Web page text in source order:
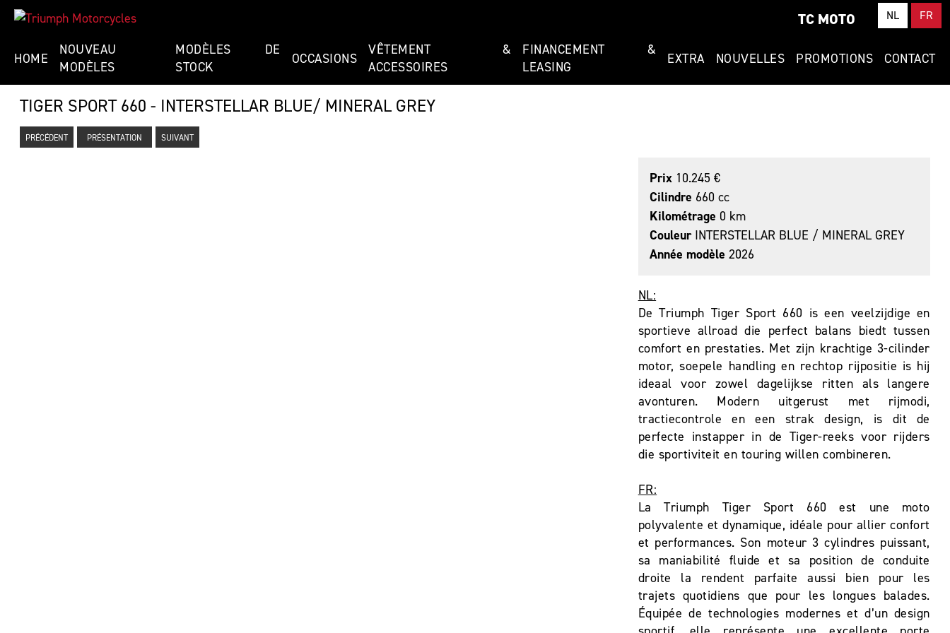
TC MOTO NL FR
HOME
NOUVEAU
MODÈLES
MODÈLES DE
STOCK
OCCASIONS
VÊTEMENT &
ACCESSOIRES
FINANCEMENT &
LEASING
EXTRA NOUVELLES PROMOTIONS CONTACT
TIGER SPORT 660 - INTERSTELLAR BLUE/ MINERAL GREY
PRÉCÉDENT PRÉSENTATION SUIVANT
Prix10.245 €
Cilindre 660 cc
Kilométrage 0 km
CouleurINTERSTELLAR BLUE / MINERAL GREY
Année modèle 2026
NL:
De Triumph Tiger Sport 660 is een veelzijdige en
sportieve allroad die perfect balans biedt tussen
comfort en prestaties. Met zijn krachtige 3-cilinder
motor, soepele handling en rechtop rijpositie is hij
ideaal voor zowel dagelijkse ritten als langere
avonturen. Modern uitgerust met rijmodi,
tractiecontrole en een strak design, is dit de
perfecte instapper in de Tiger-reeks voor rijders
die sportiviteit en touring willen combineren.
FR:
La Triumph Tiger Sport 660 est une moto
polyvalente et dynamique, idéale pour allier confort
et performances. Son moteur 3 cylindres puissant,
sa maniabilité fluide et sa position de conduite
droite la rendent parfaite aussi bien pour les
trajets quotidiens que pour les longues balades.
Équipée de technologies modernes et d’un design